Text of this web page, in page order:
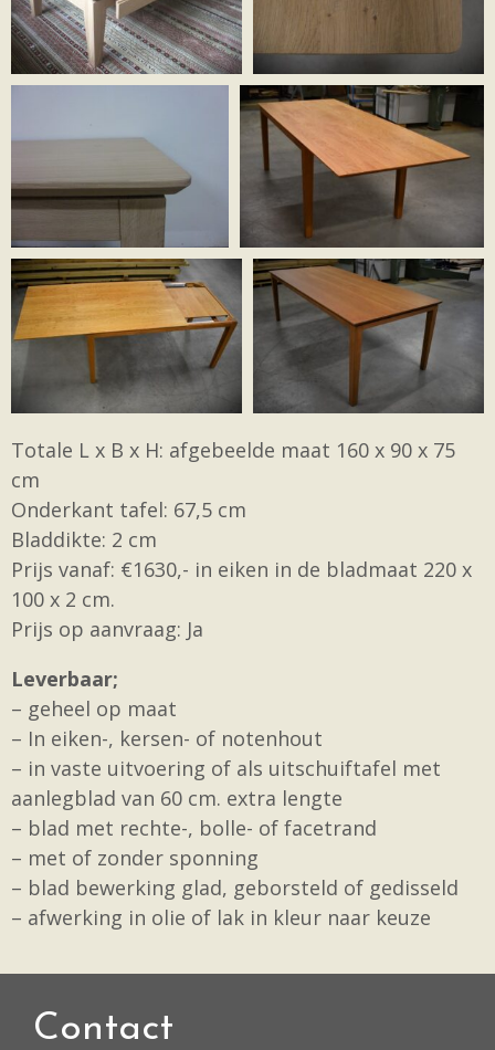
Totale L x B x H: afgebeelde maat 160 x 90 x 75
cm
Onderkant tafel: 67,5 cm
Bladdikte: 2 cm
Prijs vanaf: €1630,- in eiken in de bladmaat 220 x
100 x 2 cm.
Prijs op aanvraag: Ja
Leverbaar;
– geheel op maat
– In eiken-, kersen- of notenhout
– in vaste uitvoering of als uitschuiftafel met
aanlegblad van 60 cm. extra lengte
– blad met rechte-, bolle- of facetrand
– met of zonder sponning
– blad bewerking glad, geborsteld of gedisseld
– afwerking in olie of lak in kleur naar keuze
Contact